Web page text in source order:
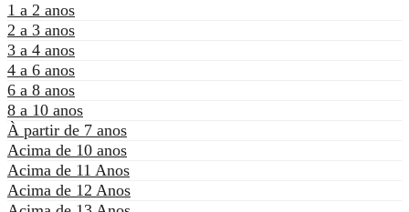
1 a 2 anos
2 a 3 anos
3 a 4 anos
4 a 6 anos
6 a 8 anos
8 a 10 anos
À partir de 7 anos
Acima de 10 anos
Acima de 11 Anos
Acima de 12 Anos